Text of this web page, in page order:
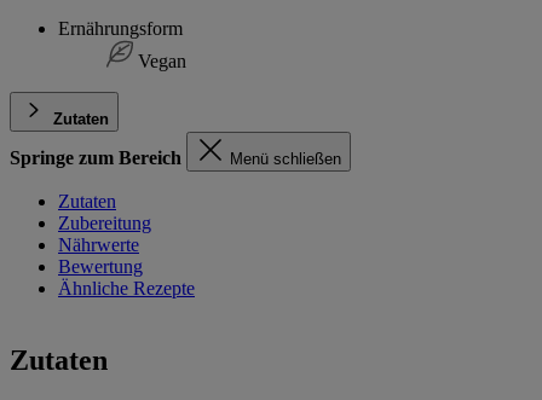
Ernährungsform
Vegan
Zutaten
Springe zum Bereich Menü schließen
Zutaten
Zubereitung
Nährwerte
Bewertung
Ähnliche Rezepte
Zutaten